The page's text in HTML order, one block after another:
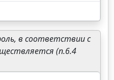
в соответствии с
(п.6.4